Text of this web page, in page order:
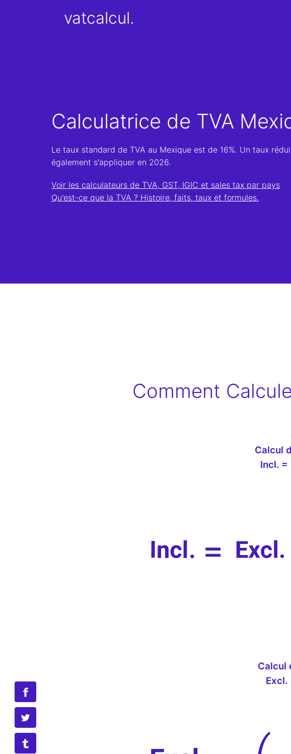
vatcalcul.
Calculatrice de TVA
Le taux standard de TVA au Mexique est de 16%. Un taux
également s'appliquer en 2026.
Voir les calculateurs de TVA, GST, IGIC et sales tax par pays
Qu'est-ce que la TVA ? Histoire, faits, taux et formules.
Comment
Calcul
Incl. =
Calcul
Excl.